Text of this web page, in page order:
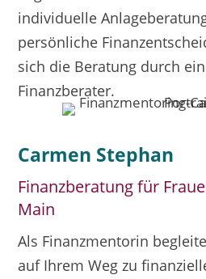
individuelle
persönliche
sich die Beratung durch
Finanzberater.
Carmen Stephan
Finanzberatung für
Main
Als Finanzmentorin
auf Ihrem Weg zu